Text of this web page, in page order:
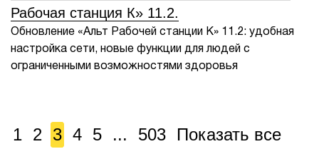
Рабочая станция К» 11.2.
Обновление «Альт Рабочей станции К» 11.2: удобная
настройка сети, новые функции для людей с
ограниченными возможностями здоровья
1 2 3 4 5 ... 503 Показать все